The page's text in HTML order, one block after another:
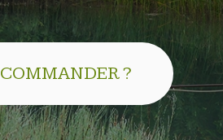
COMMANDER ?